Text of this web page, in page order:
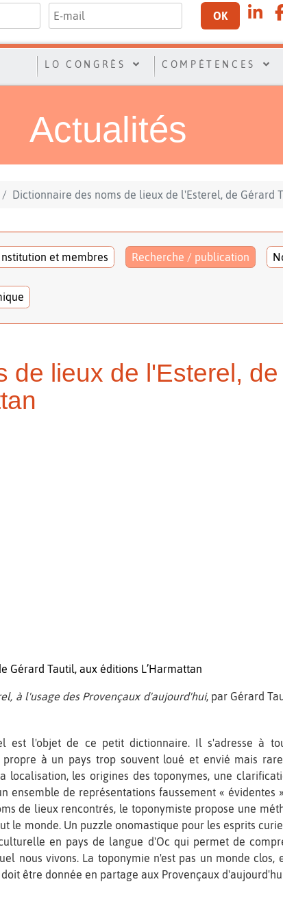
OK
LO CONGRÈS COMPÉTENCES
Actualités
Dictionnaire des noms de lieux de l'Esterel, de Gérard
et membres Recherche / publication
de lieux de l'Esterel, de
Gérard Tautil, aux éditions L’Harmattan
à l'usage des Provençaux d'aujourd'hui, par Gérard
est l'objet de ce petit dictionnaire. Il s'adresse à
à un pays trop souvent loué et envié mais
localisation, les origines des toponymes, une
ensemble de représentations faussement «
de lieux rencontrés, le toponymiste propose une
le monde. Un puzzle onomastique pour les esprits
en pays de langue d'Oc qui permet de
nous vivons. La toponymie n'est pas un monde
être donnée en partage aux Provençaux